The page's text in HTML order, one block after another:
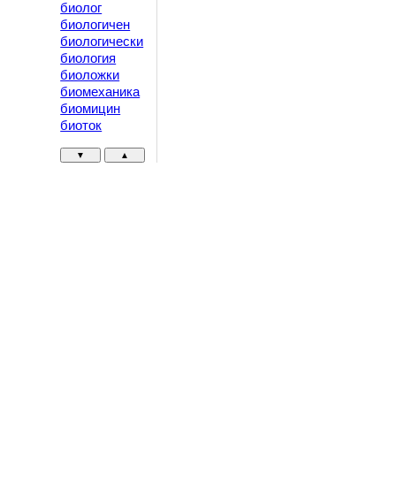
биолог
биологичен
биологически
биология
биоложки
биомеханика
биомицин
биоток
▼ ▲